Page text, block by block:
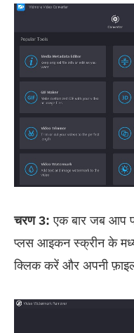
चरण 3: एक बार जब आप
प्लस आइकन स्क्रीन के
क्लिक करें और अपनी